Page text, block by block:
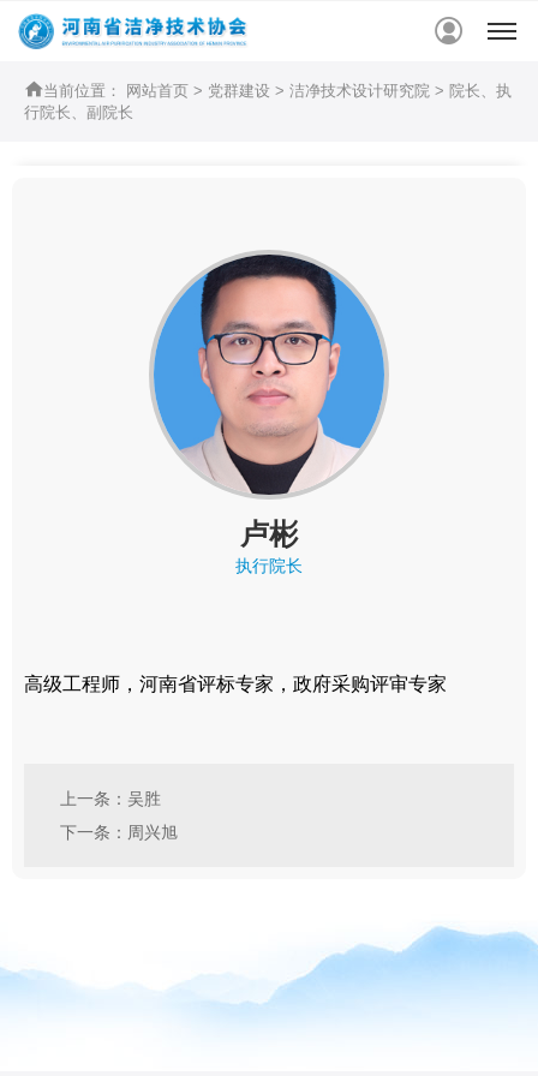

当前位置： 网站首页 > 党群建设 > 洁净技术设计研究院 > 院长、执
行院长、副院长
卢彬
执行院长
高级工程师，河南省评标专家，政府采购评审专家
上一条：吴胜
下一条：周兴旭